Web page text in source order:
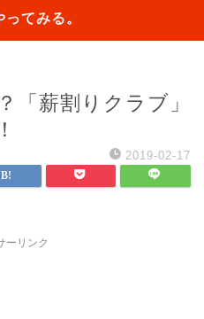
てみる。
「薪割りクラブ」
2019-02-17
ーリンク